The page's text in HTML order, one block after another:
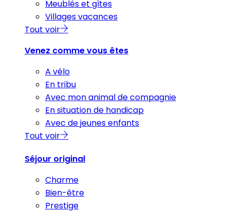
Meublés et gîtes
Villages vacances
Tout voir
Venez comme vous êtes
A vélo
En tribu
Avec mon animal de compagnie
En situation de handicap
Avec de jeunes enfants
Tout voir
Séjour original
Charme
Bien-être
Prestige